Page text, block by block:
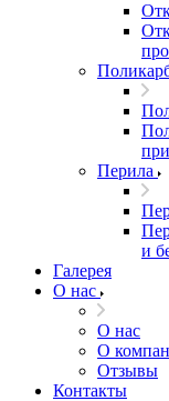
Перила
и
Галерея
О нас
О нас
О
Отзывы
Контакты